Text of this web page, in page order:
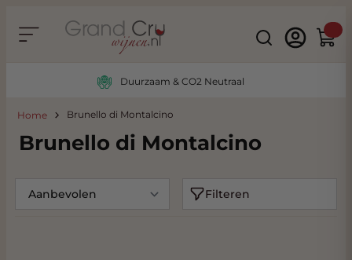
Search
Duurzaam & CO2 Neutraal
Home Brunello di Montalcino
Brunello di Montalcino
Filteren